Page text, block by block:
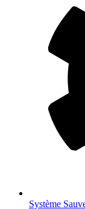
Système